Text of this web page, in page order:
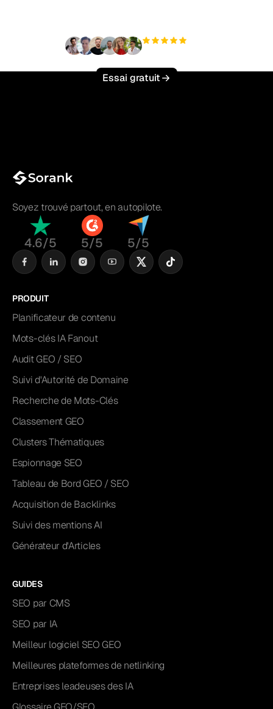
Essai gratuit
Soyez trouvé partout, en autopilote.
4.6/5 5/5 5/5
PRODUIT
Planificateur de contenu
Mots-clés IA Fanout
Audit GEO / SEO
Suivi d'Autorité de Domaine
Recherche de Mots-Clés
Classement GEO
Clusters Thématiques
Espionnage SEO
Tableau de Bord GEO / SEO
Acquisition de Backlinks
Suivi des mentions AI
Générateur d'Articles
GUIDES
SEO par CMS
SEO par IA
Meilleur logiciel SEO GEO
Meilleures plateformes de netlinking
Entreprises leadeuses des IA